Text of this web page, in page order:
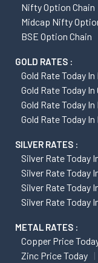
Nifty Option Chain
Midcap Nifty
BSE Option Chain
GOLD RATES :
Gold Rate Today In
Gold Rate Today In
Gold Rate Today In
Gold Rate Today
SILVER RATES :
Silver Rate Today
Silver Rate Today
Silver Rate Today
Silver Rate Today
METAL RATES :
Copper Price
Zinc Price Today